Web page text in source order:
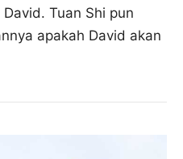
Tuan Shi pun
apakah David akan